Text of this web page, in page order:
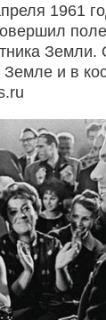
1961
Земли.
Земле и в